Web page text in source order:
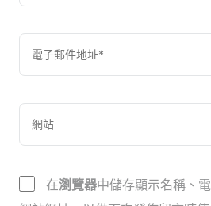
在瀏覽器中儲存顯示名稱、